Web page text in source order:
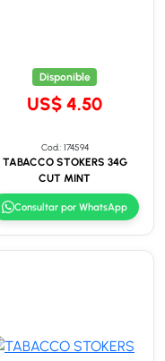
Disponible
US$ 4.50
Cod.: 174594
TABACCO STOKERS 34G
CUT MINT
Consultar por WhatsApp